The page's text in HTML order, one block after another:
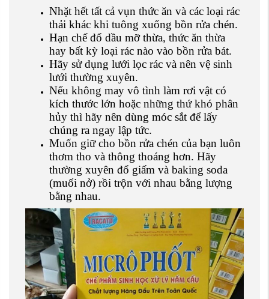
Nhặt hết tất cả vụn thức ăn và các loại rác
thải khác khi tuông xuống bồn rửa chén.
Hạn chế đổ dầu mỡ thừa, thức ăn thừa
hay bất kỳ loại rác nào vào bồn rửa bát.
Hãy sử dụng lưới lọc rác và nên vệ sinh
lưới thường xuyên.
Nếu không may vô tình làm rơi vật có
kích thước lớn hoặc những thứ khó phân
hủy thì hãy nên dùng móc sắt để lấy
chúng ra ngay lập tức.
Muốn giữ cho bồn rửa chén của bạn luôn
thơm tho và thông thoáng hơn. Hãy
thường xuyên đổ giấm và baking soda
(muối nở) rồi trộn với nhau bằng lượng
bằng nhau.